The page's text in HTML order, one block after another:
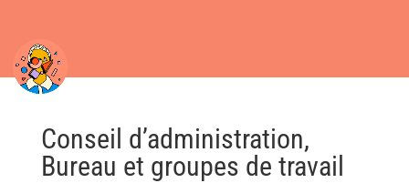
Conseil d’administration,
Bureau et groupes de travail